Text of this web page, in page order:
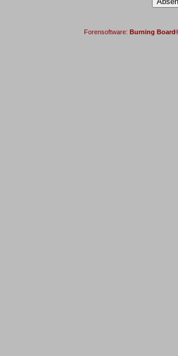
Forensoftware: Burning